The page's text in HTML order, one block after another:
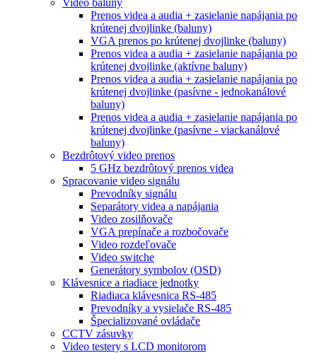
Video baluny
Prenos videa a audia + zasielanie napájania po
krútenej dvojlinke (baluny)
VGA prenos po krútenej dvojlinke (baluny)
Prenos videa a audia + zasielanie napájania po
krútenej dvojlinke (aktívne baluny)
Prenos videa a audia + zasielanie napájania po
krútenej dvojlinke (pasívne - jednokanálové
baluny)
Prenos videa a audia + zasielanie napájania po
krútenej dvojlinke (pasívne - viackanálové
baluny)
Bezdrôtový video prenos
5 GHz bezdrôtový prenos videa
Spracovanie video signálu
Prevodníky signálu
Separátory videa a napájania
Video zosilňovače
VGA prepínače a rozbočovače
Video rozdeľovače
Video switche
Generátory symbolov (OSD)
Klávesnice a riadiace jednotky
Riadiaca klávesnica RS-485
Prevodníky a vysielače RS-485
Špecializované ovládače
CCTV zásuvky
Video testery s LCD monitorom